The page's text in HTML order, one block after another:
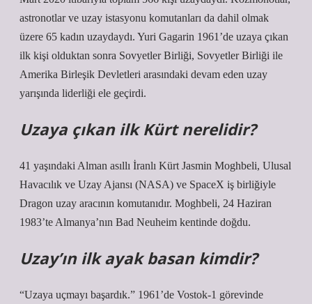
astronotlar ve uzay istasyonu komutanları da dahil olmak
üzere 65 kadın uzaydaydı. Yuri Gagarin 1961’de uzaya çıkan
ilk kişi olduktan sonra Sovyetler Birliği, Sovyetler Birliği ile
Amerika Birleşik Devletleri arasındaki devam eden uzay
yarışında liderliği ele geçirdi.
Uzaya çıkan ilk Kürt nerelidir?
41 yaşındaki Alman asıllı İranlı Kürt Jasmin Moghbeli, Ulusal
Havacılık ve Uzay Ajansı (NASA) ve SpaceX iş birliğiyle
Dragon uzay aracının komutanıdır. Moghbeli, 24 Haziran
1983’te Almanya’nın Bad Neuheim kentinde doğdu.
Uzay’ın ilk ayak basan kimdir?
“Uzaya uçmayı başardık.” 1961’de Vostok-1 görevinde